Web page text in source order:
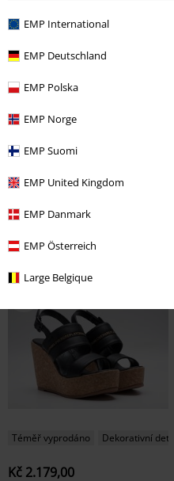
EMP International
EMP Deutschland
EMP Polska
EMP Norge
EMP Suomi
EMP United Kingdom
EMP Danmark
EMP Österreich
Large Belgique
DMC Kč 1.999,00
Celtic fine lines
Black Premium
by EMP
Téměř vyprodáno Dekorativní detail
Kč 2.179,00